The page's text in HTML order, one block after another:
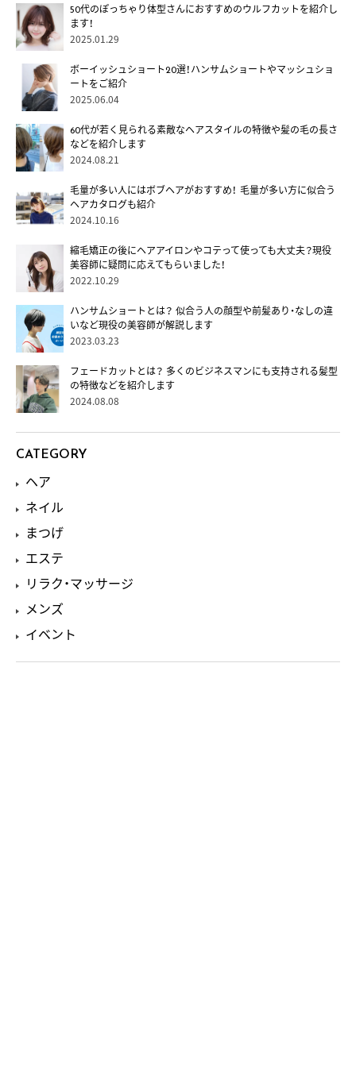
50代のぽっちゃり体型さんにおすすめのウルフカットを紹介し
ます！
2025.01.29
ボーイッシュショート20選！ハンサムショートやマッシュショ
ートをご紹介
2025.06.04
60代が若く見られる素敵なヘアスタイルの特徴や髪の毛の長さ
などを紹介します
2024.08.21
毛量が多い人にはボブヘアがおすすめ！ 毛量が多い方に似合う
ヘアカタログも紹介
2024.10.16
縮毛矯正の後にヘアアイロンやコテって使っても大丈夫？現役
美容師に疑問に応えてもらいました！
2022.10.29
ハンサムショートとは？ 似合う人の顔型や前髪あり・なしの違
いなど現役の美容師が解説します
2023.03.23
フェードカットとは？ 多くのビジネスマンにも支持される髪型
の特徴などを紹介します
2024.08.08
CATEGORY
ヘア
ネイル
まつげ
エステ
リラク・マッサージ
メンズ
イベント